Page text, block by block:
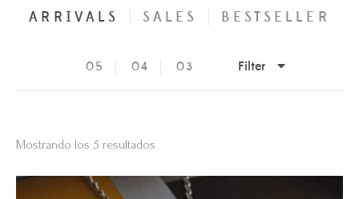
ARRIVALS SALES BESTSELLER
05 04 03 Filter
Mostrando los 5 resultados
los